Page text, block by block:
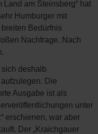
Land am Steinsberg“ hat
Humburger mit
Bedürfnis
Nachfrage. Nach
deshalb
Die
Ausgabe ist als
unter
erschienen, war aber
Der „Kraichgauer